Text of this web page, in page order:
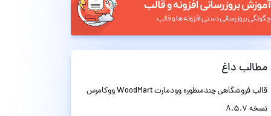
مطالب داغ
قالب فروشگاهی چندمنظوره وودمارت WoodMart ووکامرس
نسخه 8.5.7